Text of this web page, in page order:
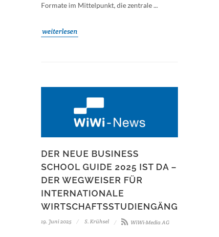
Formate im Mittelpunkt, die zentrale ...
weiterlesen
DER NEUE BUSINESS
SCHOOL GUIDE 2025 IST DA –
DER WEGWEISER FÜR
INTERNATIONALE
WIRTSCHAFTSSTUDIENGÄNGE
19. Juni 2025 S. Krühsel WiWi-Media AG